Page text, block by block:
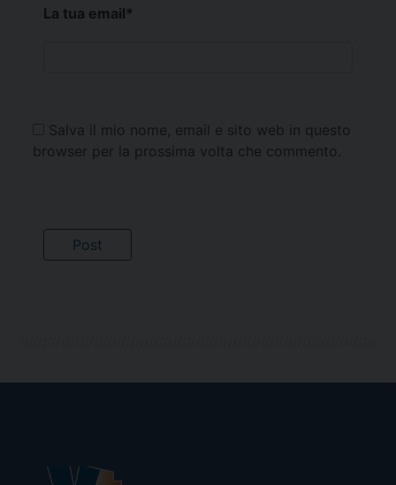
La tua email*
Salva il mio nome, email e sito web in questo
browser per la prossima volta che commento.